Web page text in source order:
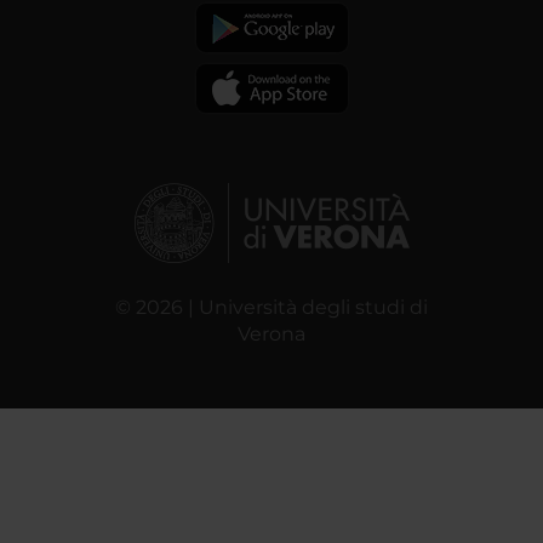
© 2026 | Università degli studi di
Verona